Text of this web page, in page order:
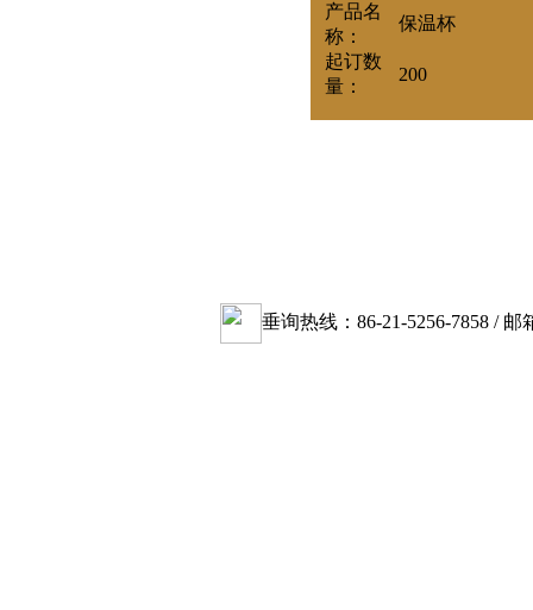
产品名
称：
保温杯
起订数
量：
200
垂询热线：86-21-5256-7858 / 邮